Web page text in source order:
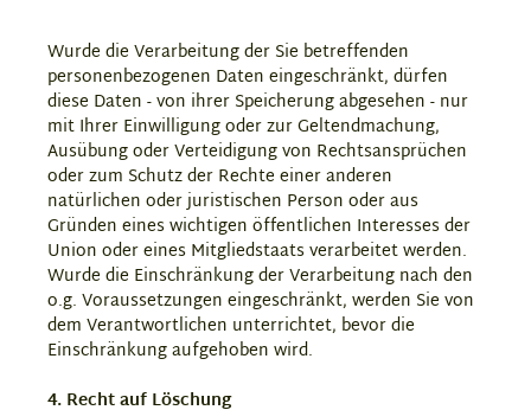
Wurde die Verarbeitung der Sie betreffenden
personenbezogenen Daten eingeschränkt, dürfen
diese Daten - von ihrer Speicherung abgesehen - nur
mit Ihrer Einwilligung oder zur Geltendmachung,
Ausübung oder Verteidigung von Rechtsansprüchen
oder zum Schutz der Rechte einer anderen
natürlichen oder juristischen Person oder aus
Gründen eines wichtigen öffentlichen Interesses der
Union oder eines Mitgliedstaats verarbeitet werden.
Wurde die Einschränkung der Verarbeitung nach den
o.g. Voraussetzungen eingeschränkt, werden Sie von
dem Verantwortlichen unterrichtet, bevor die
Einschränkung aufgehoben wird.
4. Recht auf Löschung